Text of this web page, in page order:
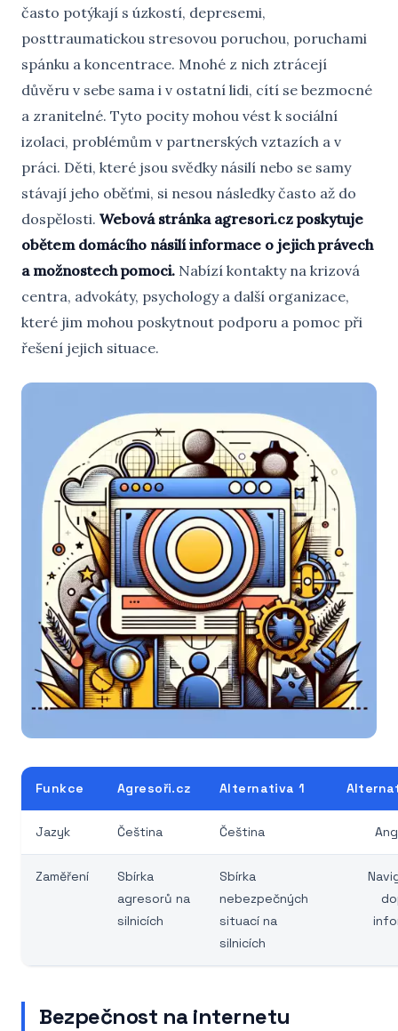
často potýkají s úzkostí, depresemi,
posttraumatickou stresovou poruchou, poruchami
spánku a koncentrace. Mnohé z nich ztrácejí
důvěru v sebe sama i v ostatní lidi, cítí se bezmocné
a zranitelné. Tyto pocity mohou vést k sociální
izolaci, problémům v partnerských vztazích a v
práci. Děti, které jsou svědky násilí nebo se samy
stávají jeho oběťmi, si nesou následky často až do
dospělosti. Webová stránka agresori.cz poskytuje
obětem domácího násilí informace o jejich právech
a možnostech pomoci. Nabízí kontakty na krizová
centra, advokáty, psychology a další organizace,
které jim mohou poskytnout podporu a pomoc při
řešení jejich situace.
Funkce Agresoři.cz Alternativa 1
Jazyk Čeština Čeština
Zaměření
Sbírka
agresorů na
silnicích
Sbírka
nebezpečných
situací na
silnicích
Bezpečnost na internetu